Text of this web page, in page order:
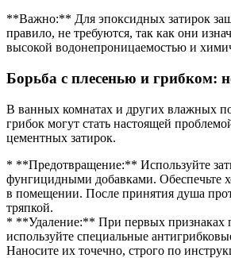
**Важно:** Для эпоксидных затирок
правило, не требуются, так как они
высокой водонепроницаемостью и
Борьба с плесенью и грибком:
В ванных комнатах и других влажных
грибок могут стать настоящей
цементных затирок.
* **Предотвращение:** Используйте
фунгицидными добавками. Обеспечьте
в помещении. После принятия душа
тряпкой.
* **Удаление:** При первых признаках
используйте специальные
Наносите их точечно, строго по